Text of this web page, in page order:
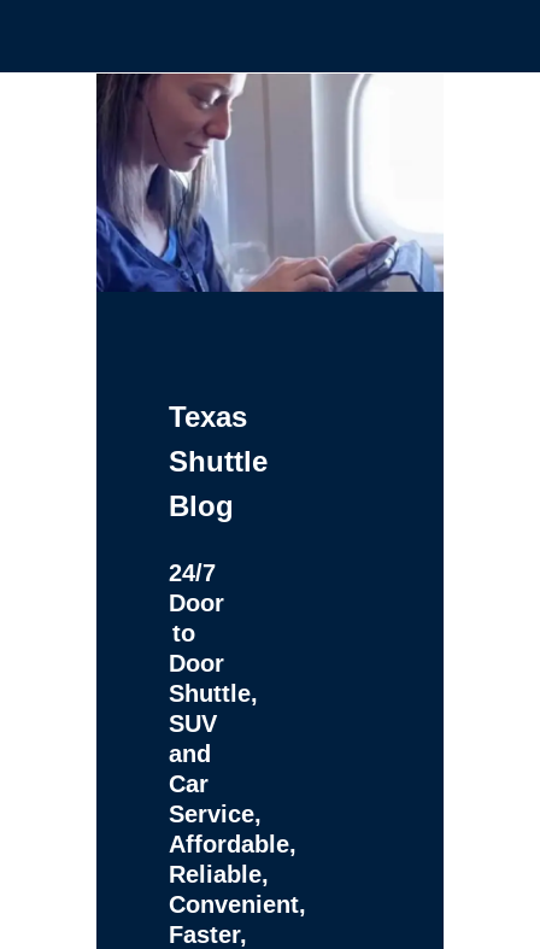
Texas
Shuttle
Blog
24/7
Door
to
Door
Shuttle,
SUV
and
Car
Service,
Affordable,
Reliable,
Convenient,
Faster,